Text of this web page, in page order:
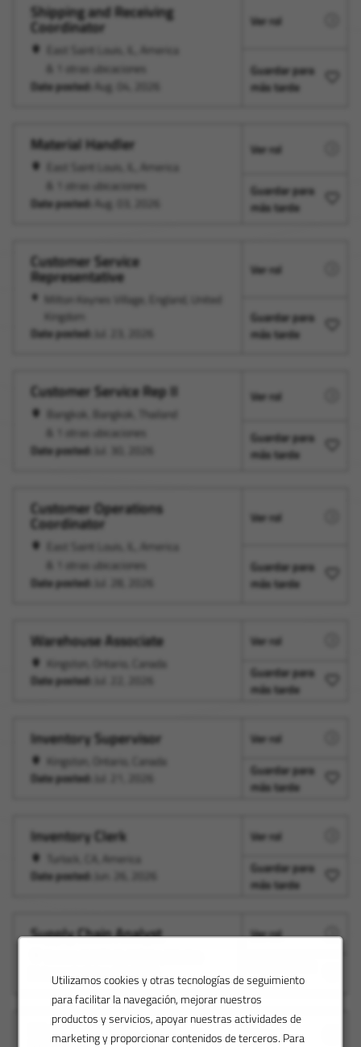
Utilizamos cookies y otras tecnologías de seguimiento
para facilitar la navegación, mejorar nuestros
productos y servicios, apoyar nuestras actividades de
marketing y proporcionar contenidos de terceros. Para
Shipping and Receiving
Coordinator
East Saint Louis, IL, America
& 1 otras ubicaciones
Date posted: Aug. 04, 2026
Ver rol
Guardar para
más tarde
Material Handler
East Saint Louis, IL, America
& 1 otras ubicaciones
Date posted: Aug. 03, 2026
Ver rol
Guardar para
más tarde
Customer Service
Representative
Milton Keynes Village, England, United
Kingdom
Date posted:
Ver rol
Guardar para
más tarde
Customer Service Rep II
Bangkok, Bangkok, Thailand
& 1 otras ubicaciones
Date posted:
Ver rol
Guardar para
más tarde
Customer Operations
Coordinator
East Saint Louis, IL, America
& 1 otras ubicaciones
Date posted:
Jul. 28, 2026
Ver rol
Guardar para
más tarde
Warehouse Associate
Kingston, Ontario, Canada
Date posted:
Ver rol
Guardar para
más tarde
Inventory Supervisor
Kingston, Ontario, Canada
Date posted:
Ver rol
Guardar para
más tarde
Inventory Clerk
Turlock, CA, America
Date posted:
Jun. 26, 2026
Ver rol
Guardar para
más tarde
Supply Chain Analyst
Date posted:
Jun. 25, 2026
Ver rol
más tarde
Warehouse & Logistics Ver rol